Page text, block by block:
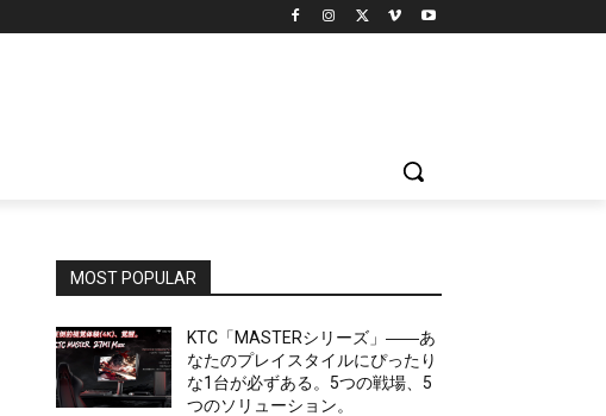
MOST POPULAR
KTC「MASTERシリーズ」――あ
なたのプレイスタイルにぴったり
な1台が必ずある。5つの戦場、5
つのソリューション。